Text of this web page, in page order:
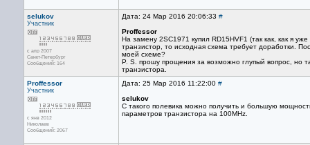
selukov
Участник
с апр 2007
Санкт-Петербург
Сообщений: 164
Дата: 24 Мар 2016 20:06:33 #
Proffessor
На замену 2SC1971 купил RD15HVF1 (так как, как я
транзистор, то исходная схема требует доработки.
моей схеме?
P. S. прошу прощения за возможно глупый вопрос, но
транзистора.
Proffessor
Участник
с янв 2012
Николаев
Сообщений: 2067
Дата: 25 Мар 2016 11:22:00 #
selukov
С такого полевика можно получить и большую
параметров транзистора на 100MHz.